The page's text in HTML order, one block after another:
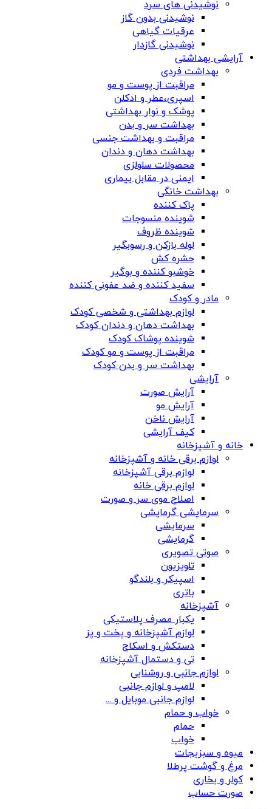
نوشیدنی های سرد
نوشیدنی بدون گاز
عرقیات گیاهی
نوشیدنی گازدار
آرایشی بهداشتی
بهداشت فردی
مراقبت از پوست و مو
اسپری،عطر و ادکلن
پوشک و نوار بهداشتی
بهداشت سر و بدن
مراقبت و بهداشت جنسی
بهداشت دهان و دندان
محصولات سلولزی
ایمنی در مقابل بیماری
بهداشت خانگی
پاک کننده
شوینده منسوجات
شوینده ظروف
لوله بازکن و رسوبگیر
حشره کش
خوشبو کننده و بوگیر
سفید کننده و ضد عفونی کننده
مادر و کودک
لوازم بهداشتی و شخصی کودک
بهداشت دهان و دندان کودک
شوینده پوشاک کودک
مراقبت از پوست و مو کودک
بهداشت سر و بدن کودک
آرایشی
آرایش صورت
آرایش مو
آرایش ناخن
کیف آرایشی
خانه و آشپزخانه
لوازم برقی خانه و آشپزخانه
لوازم برقی آشپزخانه
لوازم برقی خانه
اصلاح موی سر و صورت
سرمایشی گرمایشی
سرمایشی
گرمایشی
صوتی تصویری
تلویزیون
اسپیکر و بلندگو
باتری
آشپزخانه
یکبار مصرف پلاستیکی
لوازم آشپزخانه و پخت و پز
دستکش و اسکاج
تی و دستمال آشپزخانه
لوازم جانبی و روشنایی
لامپ و لوازم جانبی
لوازم جانبی موبایل و ...
خواب و حمام
حمام
خواب
میوه و سبزیجات
مرغ و گوشت پرطلا
کولر و بخاری
صورت حساب